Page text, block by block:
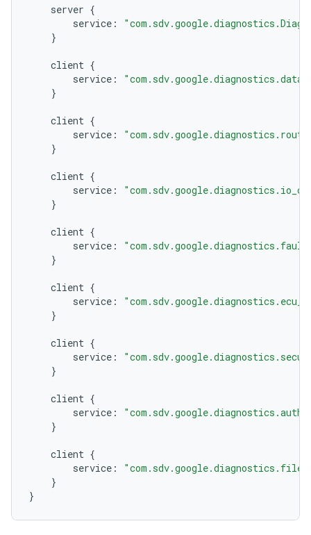
server {
service :
}
client {
service :
}
client {
service :
}
client {
service :
}
client {
service :
}
client {
service :
}
client {
service :
}
client {
service :
}
client {
service :
}
}